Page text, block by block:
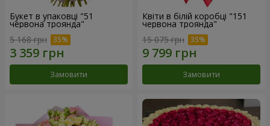
Букет в упаковці "51
червона троянда"
5 168 грн
Замовити
Квіти в білій коробці "151
червона троянда"
15 075 грн
Замовити